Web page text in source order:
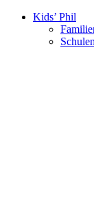
Kids’ Phil
Schulen